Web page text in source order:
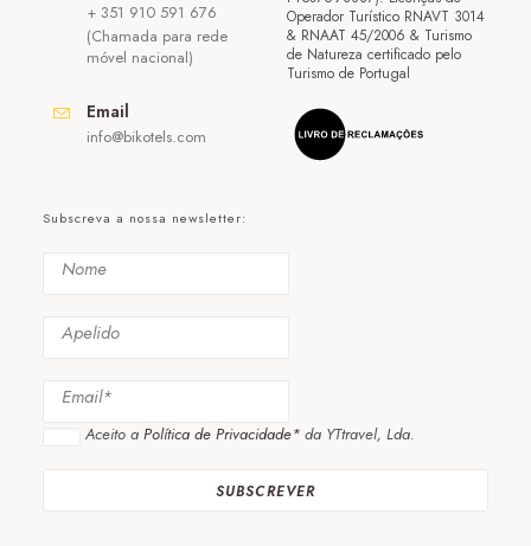
+ 351 910 591 676
(Chamada para rede
móvel nacional)
Email
info@bikotels.com
Operador Turístico RNAVT 3014
& RNAAT 45/2006 & Turismo
de Natureza certificado pelo
Turismo de Portugal
Subscreva a nossa newsletter:
Aceito a Política de Privacidade* da YTtravel, Lda.